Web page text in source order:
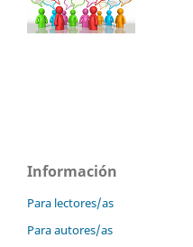
Información
Para lectores/as
Para autores/as